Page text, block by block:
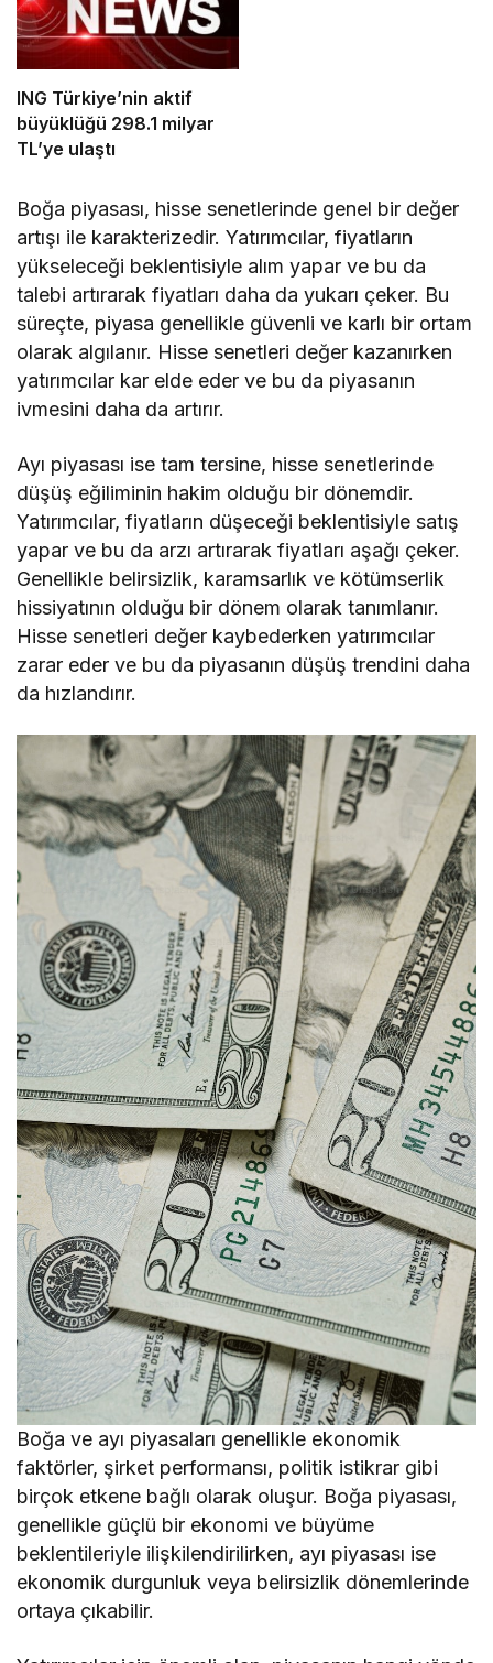
ING Türkiye’nin aktif
büyüklüğü 298.1 milyar
TL’ye ulaştı
Boğa piyasası, hisse senetlerinde genel bir değer
artışı ile karakterizedir. Yatırımcılar, fiyatların
yükseleceği beklentisiyle alım yapar ve bu da
talebi artırarak fiyatları daha da yukarı çeker. Bu
süreçte, piyasa genellikle güvenli ve karlı bir ortam
olarak algılanır. Hisse senetleri değer kazanırken
yatırımcılar kar elde eder ve bu da piyasanın
ivmesini daha da artırır.
Ayı piyasası ise tam tersine, hisse senetlerinde
düşüş eğiliminin hakim olduğu bir dönemdir.
Yatırımcılar, fiyatların düşeceği beklentisiyle satış
yapar ve bu da arzı artırarak fiyatları aşağı çeker.
Genellikle belirsizlik, karamsarlık ve kötümserlik
hissiyatının olduğu bir dönem olarak tanımlanır.
Hisse senetleri değer kaybederken yatırımcılar
zarar eder ve bu da piyasanın düşüş trendini daha
da hızlandırır.
Boğa ve ayı piyasaları genellikle ekonomik
faktörler, şirket performansı, politik istikrar gibi
birçok etkene bağlı olarak oluşur. Boğa piyasası,
genellikle güçlü bir ekonomi ve büyüme
beklentileriyle ilişkilendirilirken, ayı piyasası ise
ekonomik durgunluk veya belirsizlik dönemlerinde
ortaya çıkabilir.